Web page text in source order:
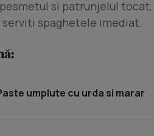
si patrunjelul
spaghetele imediat.
umplute cu urda si marar